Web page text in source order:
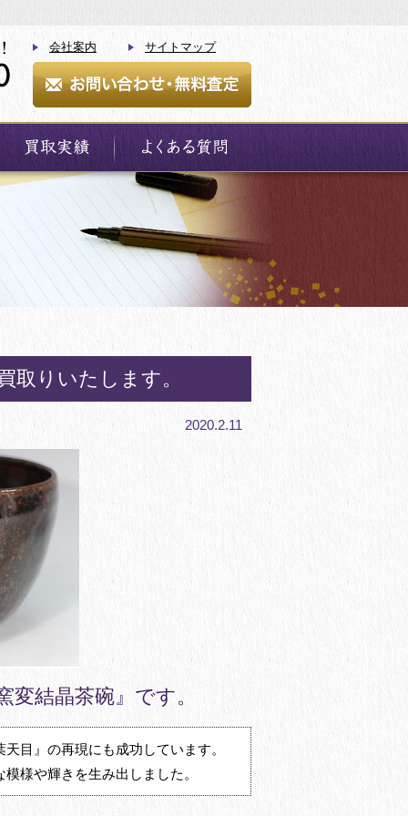
会社案内 サイトマップ
取りいたします。
2020.2.11
結晶茶碗』です。
目』の再現にも成功しています。
様や輝きを生み出しました。